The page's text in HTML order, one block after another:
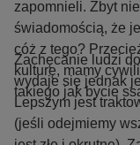
zapomnieli. Zbyt
świadomością, że
cóż z tego?
kulturę, mamy
takiego jak bycie
Zachęcanie ludzi
wydaje się jednak
Lepszym jest
(jeśli odejmiemy